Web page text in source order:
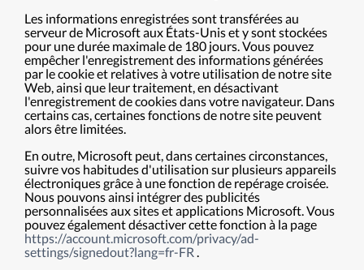
Les informations enregistrées sont transférées au
serveur de Microsoft aux États-Unis et y sont stockées
pour une durée maximale de 180 jours. Vous pouvez
empêcher l'enregistrement des informations générées
par le cookie et relatives à votre utilisation de notre site
Web, ainsi que leur traitement, en désactivant
l'enregistrement de cookies dans votre navigateur. Dans
certains cas, certaines fonctions de notre site peuvent
alors être limitées.
En outre, Microsoft peut, dans certaines circonstances,
suivre vos habitudes d'utilisation sur plusieurs appareils
électroniques grâce à une fonction de repérage croisée.
Nous pouvons ainsi intégrer des publicités
personnalisées aux sites et applications Microsoft. Vous
pouvez également désactiver cette fonction à la page
https://account.microsoft.com/privacy/ad-
settings/signedout?lang=fr-FR .